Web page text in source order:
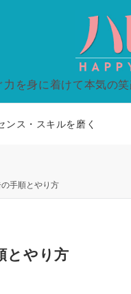
を身に着けて本気の
ンス・スキルを磨く
手順とやり方
とやり方